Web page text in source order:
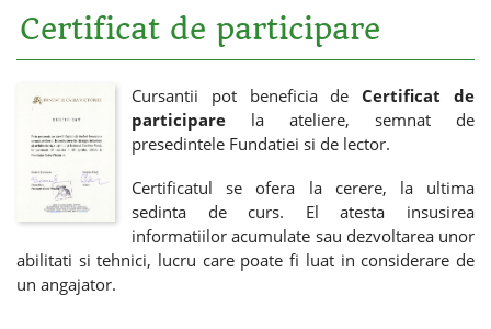
Certificat de participare
Cursantii pot beneficia de Certificat de
participare la ateliere, semnat de
presedintele Fundatiei si de lector.
Certificatul se ofera la cerere, la ultima
sedinta de curs. El atesta insusirea
informatiilor acumulate sau dezvoltarea unor
abilitati si tehnici, lucru care poate fi luat in considerare de
un angajator.